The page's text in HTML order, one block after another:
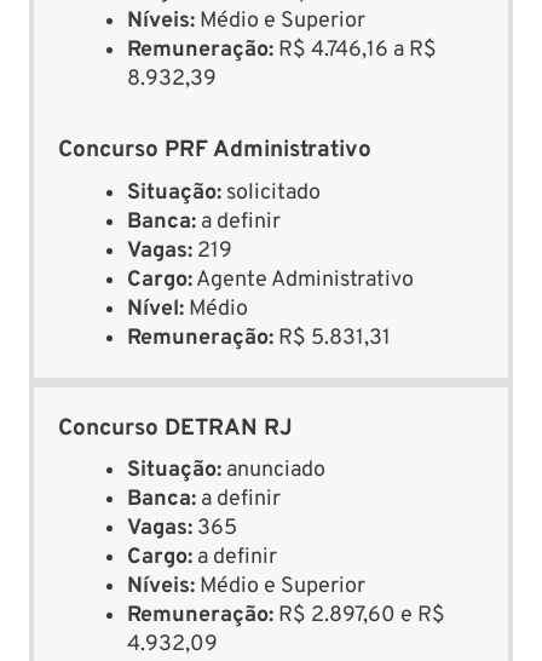
Níveis: Médio e Superior
Remuneração: R$ 4.746,16 a R$
8.932,39
Concurso PRF Administrativo
Situação: solicitado
Banca: a definir
Vagas: 219
Cargo:Agente Administrativo
Nível: Médio
Remuneração: R$ 5.831,31
Concurso DETRAN RJ
Situação: anunciado
Banca: a definir
Vagas: 365
Cargo: a definir
Níveis: Médio e Superior
Remuneração: R$ 2.897,60 e R$
4.932,09